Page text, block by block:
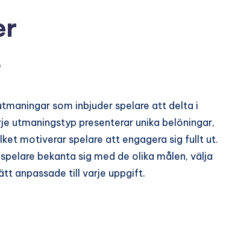
som inbjuder spelare att delta i
utmaningstyp presenterar unika belöningar,
motiverar spelare att engagera sig fullt ut.
bekanta sig med de olika målen, välja
anpassade till varje uppgift.